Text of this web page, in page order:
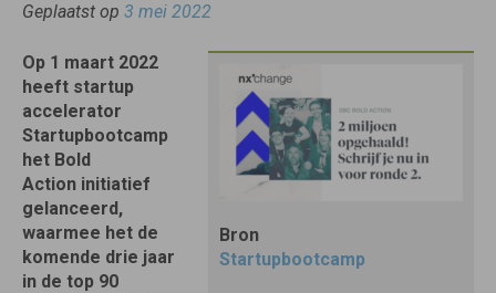
Geplaatst op 3 mei 2022
Bron
Startupbootcamp
Op 1 maart 2022
heeft startup
accelerator
Startupbootcamp
het Bold
Action initiatief
gelanceerd,
waarmee het de
komende drie jaar
in de top 90